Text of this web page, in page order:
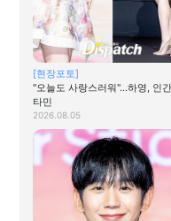
[현장포토]
"오늘도 사랑스러워"…하영, 인
타민
2026.08.05